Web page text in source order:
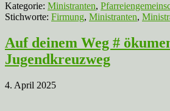
Kategorie: Ministranten,
Stichworte: Firmung, Ministranten,
Auf deinem Weg #
Jugendkreuzweg
4. April 2025